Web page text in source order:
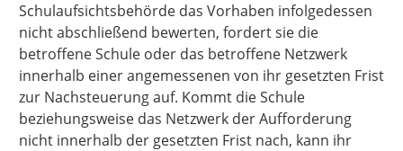
Schulaufsichtsbehörde das Vorhaben infolgedessen
nicht abschließend bewerten, fordert sie die
betroffene Schule oder das betroffene Netzwerk
innerhalb einer angemessenen von ihr gesetzten Frist
zur Nachsteuerung auf. Kommt die Schule
beziehungsweise das Netzwerk der Aufforderung
nicht innerhalb der gesetzten Frist nach, kann ihr